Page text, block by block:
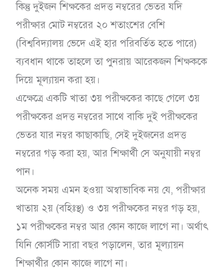
কিন্তু দুইজন শিক্ষকের প্রদত্ত নম্বরের ভেতর যদি
পরীক্ষার মোট নম্বরের ২০ শতাংশের বেশি
(বিশ্ববিদ্যালয় ভেদে এই হার পরিবর্তিত হতে পারে)
ব্যবধান থাকে তাহলে তা পুনরায় আরেকজন শিক্ষককে
দিয়ে মূল্যায়ন করা হয়।
এক্ষেত্রে একটি খাতা ৩য় পরীক্ষকের কাছে গেলে ৩য়
পরীক্ষকের প্রদত্ত নম্বরের সাথে বাকি দুই পরীক্ষকের
ভেতর যার নম্বর কাছাকাছি, সেই দুইজনের প্রদত্ত
নম্বরের গড় করা হয়, আর শিক্ষার্থী সে অনুযায়ী নম্বর
পান।
অনেক সময় এমন হওয়া অস্বাভাবিক নয় যে, পরীক্ষার
খাতায় ২য় (বহিঃস্থ) ও ৩য় পরীক্ষকের নম্বর গড় হয়,
১ম পরীক্ষকের নম্বর আর কোন কাজে লাগে না। অর্থাৎ
যিনি কোর্সটি সারা বছর পড়ালেন, তার মূল্যায়ন
শিক্ষার্থীর কোন কাজে লাগে না।